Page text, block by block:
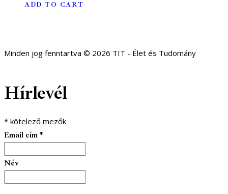
ADD TO CART
Minden jog fenntartva © 2026 TIT - Élet és Tudomány
Hírlevél
* kötelező mezők
Email cím *
Név